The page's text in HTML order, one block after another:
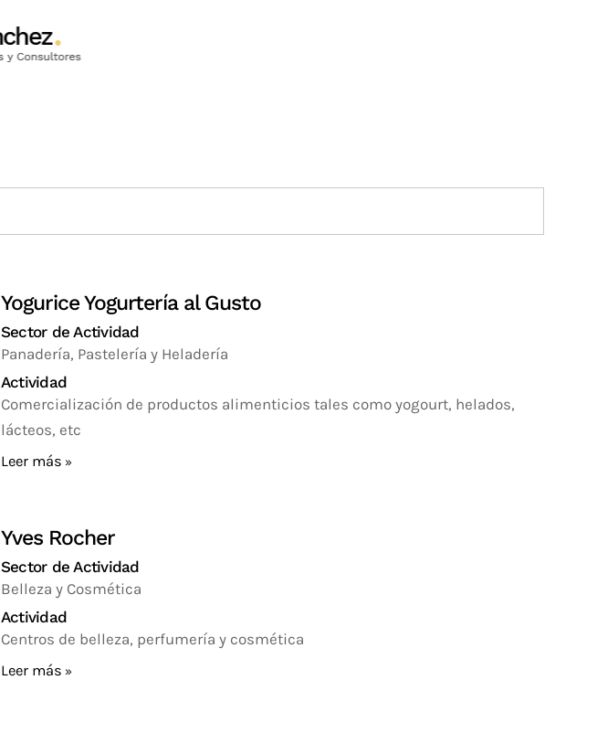
Yogurice Yogurtería al Gusto
Sector de Actividad
Panadería, Pastelería y Heladería
Actividad
Comercialización de productos alimenticios tales como yogourt, helados,
lácteos, etc
Leer más
Yves Rocher
Sector de Actividad
Belleza y Cosmética
Actividad
Centros de belleza, perfumería y cosmética
Leer más